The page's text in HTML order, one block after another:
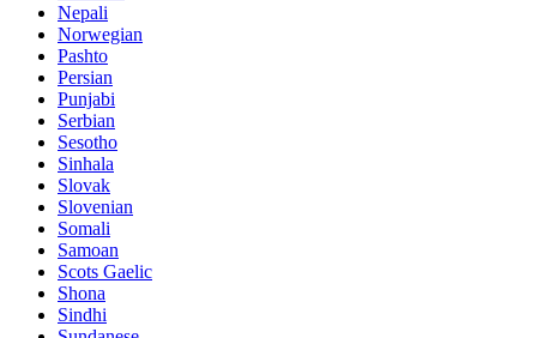
Nepali
Norwegian
Pashto
Persian
Punjabi
Serbian
Sesotho
Sinhala
Slovak
Slovenian
Somali
Samoan
Scots Gaelic
Shona
Sindhi